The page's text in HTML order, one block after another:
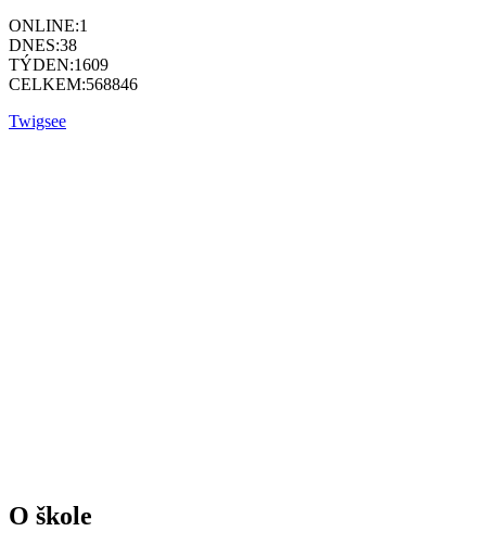
ONLINE:1
DNES:38
TÝDEN:1609
CELKEM:568846
Twigsee
O škole